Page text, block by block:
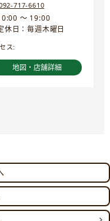
717-6610
～ 19:00
休日：毎週木曜日
ス:
地図・店舗詳細